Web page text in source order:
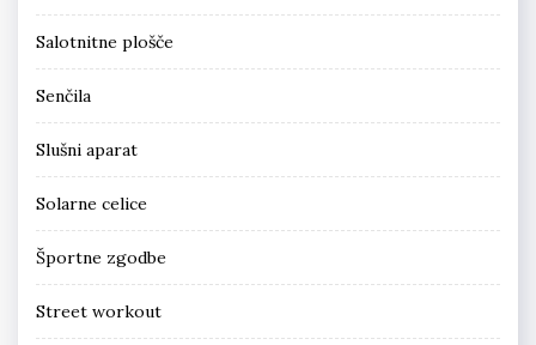
Salotnitne plošče
Senčila
Slušni aparat
Solarne celice
Športne zgodbe
Street workout